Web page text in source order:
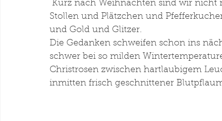
Stollen und Plätzchen und
und Gold und Glitzer.
Die Gedanken schweifen schon ins
schwer bei so milden
Christrosen zwischen hartlaubigem
inmitten frisch geschnittener